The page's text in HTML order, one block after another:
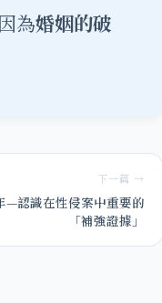
為婚姻的破
下一篇 →
—認識在性侵案中重要的
「補強證據」